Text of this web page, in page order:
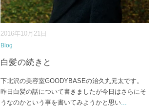
2016年10月21日
Blog
白髪の続きと
下北沢の美容室GOODYBASEの治久丸元太です。
昨日白髪の話について書きましたが今日はさらにそ
うなのかという事を書いてみようかと思い...